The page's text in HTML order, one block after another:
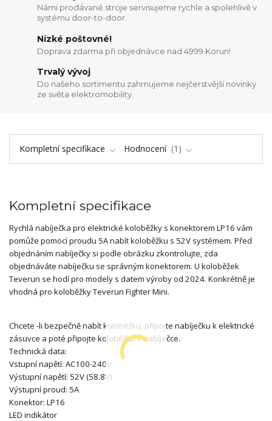
Námi prodávané stroje servisujeme rychle a spolehlivě v
systému door-to-door.
Nízké poštovné!
Doprava zdarma při objednávce nad 4999 Korun!
Trvalý vývoj
Do našeho sortimentu zahrnujeme nejčerstvější novinky
ze světa elektromobility.
Kompletní specifikace Hodnocení 1
Kompletní specifikace
Rychlá nabíječka pro elektrické koloběžky s konektorem LP16 vám
pomůže pomocí proudu 5A nabít koloběžku s 52V systémem. Před
objednáním nabíječky si podle obrázku zkontrolujte, zda
objednáváte nabíječku se správným konektorem. U koloběžek
Teverun se hodí pro modely s datem výroby od 2024. Konkrétně je
vhodná pro koloběžky Teverun Fighter Mini.
Chcete -li bezpečně nabít koloběžku, připojte nabíječku k elektrické
zásuvce a poté připojte koloběžku k nabíječce.
Technická data:
Vstupní napětí: AC100-240V
Výstupní napětí: 52V (58.8V)
Výstupní proud: 5A
Konektor: LP16
LED indikátor